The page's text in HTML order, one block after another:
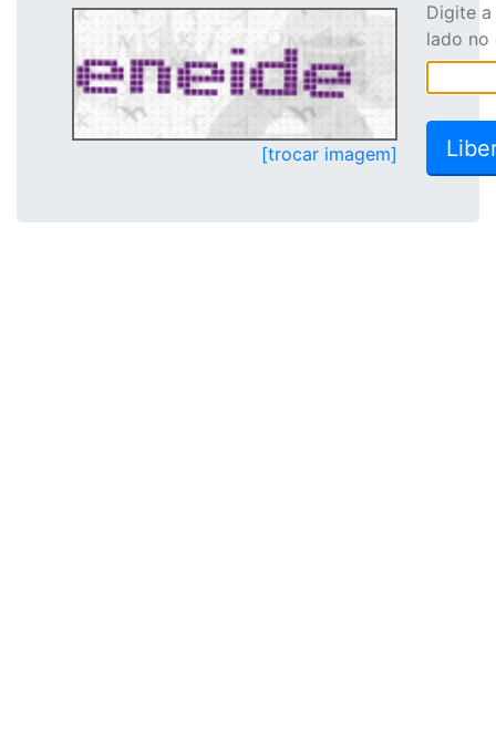
[trocar imagem]
Digite
lado no